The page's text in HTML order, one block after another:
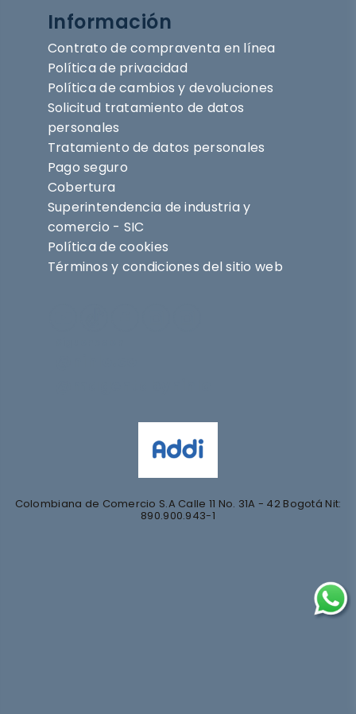
Información
Contrato de compraventa en línea
Política de privacidad
Política de cambios y devoluciones
Solicitud tratamiento de datos
personales
Tratamiento de datos personales
Pago seguro
Cobertura
Superintendencia de industria y
comercio - SIC
Política de cookies
Términos y condiciones del sitio web
Colombiana de Comercio S.A Calle 11 No. 31A - 42 Bogotá Nit:
890.900.943-1